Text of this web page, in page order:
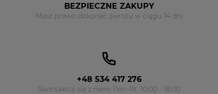
BEZPIECZNE ZAKUPY
Masz prawo dokonać zwrotu w ciągu 14 dni
+48 534 417 276
Skontaktuj się z nami Pon-Pt: 10:00 - 18:00